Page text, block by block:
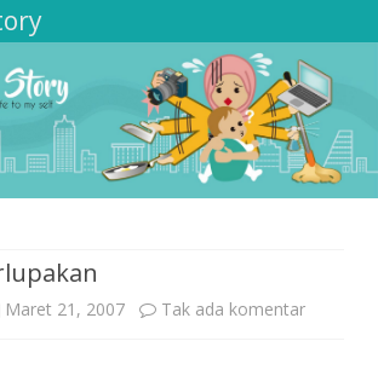
Maret 21, 2007 Tak ada komentarpada